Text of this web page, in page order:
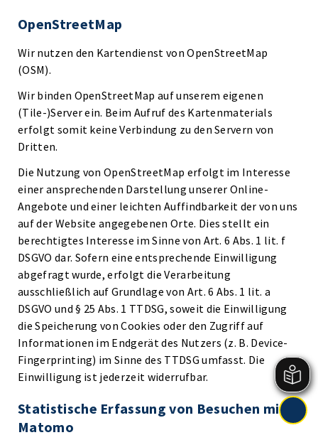
OpenStreetMap
Wir nutzen den Kartendienst von OpenStreetMap
(OSM).
Wir binden OpenStreetMap auf unserem eigenen
(Tile-)Server ein. Beim Aufruf des Kartenmaterials
erfolgt somit keine Verbindung zu den Servern von
Dritten.
Die Nutzung von OpenStreetMap erfolgt im Interesse
einer ansprechenden Darstellung unserer Online-
Angebote und einer leichten Auffindbarkeit der von uns
auf der Website angegebenen Orte. Dies stellt ein
berechtigtes Interesse im Sinne von Art. 6 Abs. 1 lit. f
DSGVO dar. Sofern eine entsprechende Einwilligung
abgefragt wurde, erfolgt die Verarbeitung
ausschließlich auf Grundlage von Art. 6 Abs. 1 lit. a
DSGVO und § 25 Abs. 1 TTDSG, soweit die Einwilligung
die Speicherung von Cookies oder den Zugriff auf
Informationen im Endgerät des Nutzers (z. B. Device-
Fingerprinting) im Sinne des TTDSG umfasst. Die
Einwilligung ist jederzeit widerrufbar.
Statistische Erfassung von Besuchen mit
Matomo